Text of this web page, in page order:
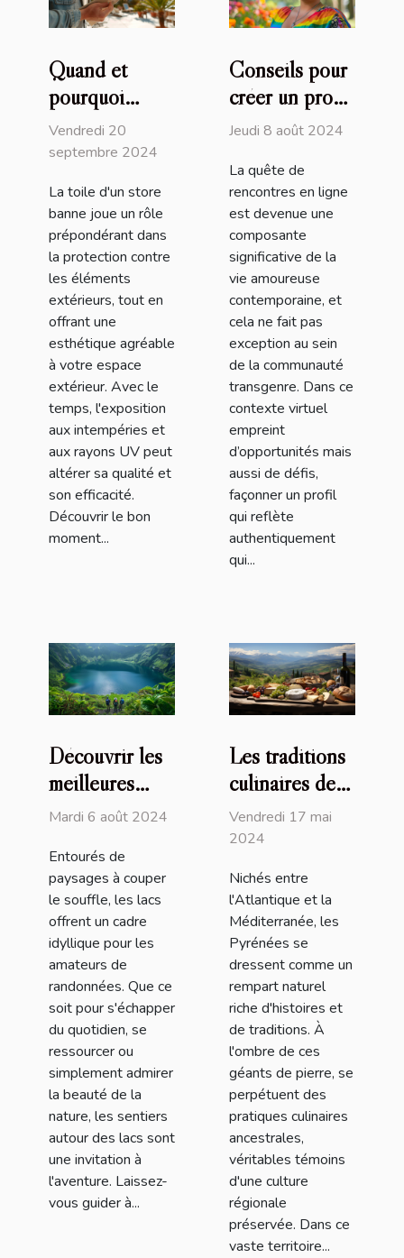
Quand et
pourquoi
remplacer la
toile de votre
Vendredi 20
septembre 2024
La toile d'un store
banne joue un rôle
prépondérant dans
la protection contre
les éléments
extérieurs, tout en
offrant une
esthétique agréable
à votre espace
extérieur. Avec le
temps, l'exposition
aux intempéries et
aux rayons UV peut
altérer sa qualité et
son efficacité.
Découvrir le bon
moment...
Conseils pour
créer un profil
attrayant sur
rencontres
transgenres
Jeudi 8 août 2024
La quête de
rencontres en ligne
est devenue une
composante
significative de la
vie amoureuse
contemporaine, et
cela ne fait pas
exception au sein
de la communauté
transgenre. Dans ce
contexte virtuel
empreint
d’opportunités mais
aussi de défis,
façonner un profil
qui reflète
authentiquement
qui...
Découvrir les
meilleures
randonnées
Mardi 6 août 2024
Entourés de
paysages à couper
le souffle, les lacs
offrent un cadre
idyllique pour les
amateurs de
randonnées. Que ce
soit pour s'échapper
du quotidien, se
ressourcer ou
simplement admirer
la beauté de la
nature, les sentiers
autour des lacs sont
une invitation à
l'aventure. Laissez-
vous guider à...
Les traditions
culinaires des
Pyrénées : un
héritage
préservé
Vendredi 17 mai
2024
Nichés entre
l'Atlantique et la
Méditerranée, les
Pyrénées se
dressent comme un
rempart naturel
riche d'histoires et
de traditions. À
l'ombre de ces
géants de pierre, se
perpétuent des
pratiques culinaires
ancestrales,
véritables témoins
d'une culture
régionale
préservée. Dans ce
vaste territoire...